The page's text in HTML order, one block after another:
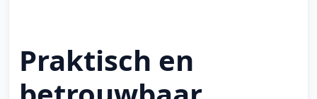
Praktisch en